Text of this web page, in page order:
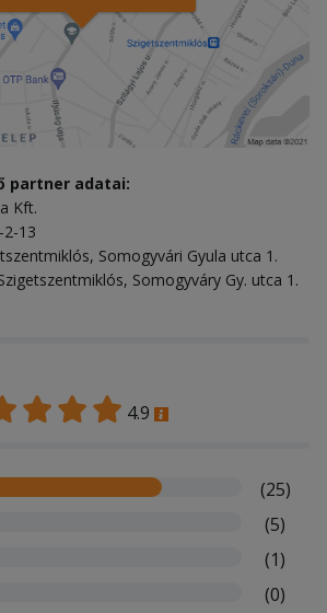
partner adatai:
Kft.
13
Somogyvári Gyula utca 1.
Somogyváry Gy. utca 1.
4.9
(25)
(5)
(1)
(0)